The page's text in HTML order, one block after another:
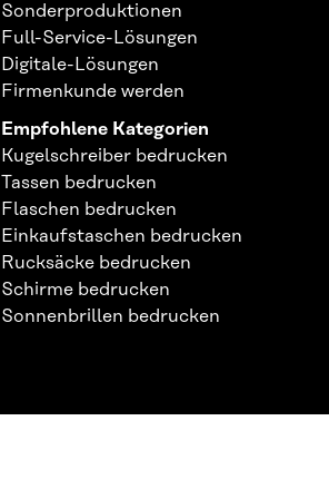
Sonderproduktionen
Full-Service-Lösungen
Digitale-Lösungen
Firmenkunde werden
Empfohlene Kategorien
Kugelschreiber bedrucken
Tassen bedrucken
Flaschen bedrucken
Einkaufstaschen bedrucken
Rucksäcke bedrucken
Schirme bedrucken
Sonnenbrillen bedrucken